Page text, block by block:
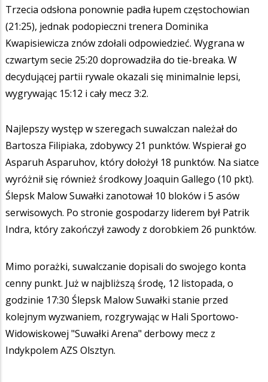
Trzecia odsłona ponownie padła łupem częstochowian
(21:25), jednak podopieczni trenera Dominika
Kwapisiewicza znów zdołali odpowiedzieć. Wygrana w
czwartym secie 25:20 doprowadziła do tie-breaka. W
decydującej partii rywale okazali się minimalnie lepsi,
wygrywając 15:12 i cały mecz 3:2.
Najlepszy występ w szeregach suwalczan należał do
Bartosza Filipiaka, zdobywcy 21 punktów. Wspierał go
Asparuh Asparuhov, który dołożył 18 punktów. Na siatce
wyróżnił się również środkowy Joaquin Gallego (10 pkt).
Ślepsk Malow Suwałki zanotował 10 bloków i 5 asów
serwisowych. Po stronie gospodarzy liderem był Patrik
Indra, który zakończył zawody z dorobkiem 26 punktów.
Mimo porażki, suwalczanie dopisali do swojego konta
cenny punkt. Już w najbliższą środę, 12 listopada, o
godzinie 17:30 Ślepsk Malow Suwałki stanie przed
kolejnym wyzwaniem, rozgrywając w Hali Sportowo-
Widowiskowej "Suwałki Arena" derbowy mecz z
Indykpolem AZS Olsztyn.